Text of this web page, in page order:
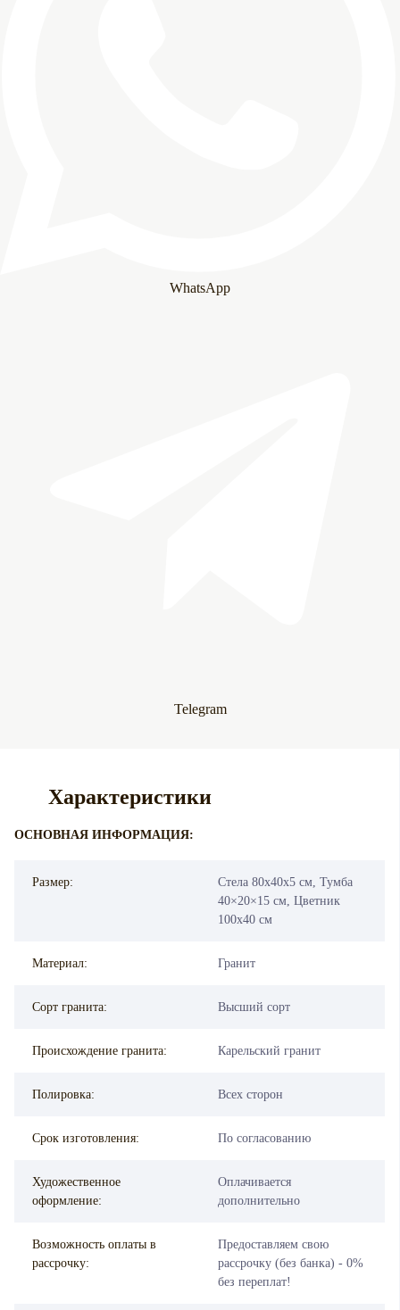
WhatsApp
Telegram
Характеристики
ОСНОВНАЯ ИНФОРМАЦИЯ:
Размер:
Стела 80х40х5 см, Тумба
40×20×15 см, Цветник
100х40 см
Материал: Гранит
Сорт гранита: Высший сорт
Происхождение гранита: Карельский гранит
Полировка: Всех сторон
Срок изготовления: По согласованию
Художественное
оформление:
Оплачивается
дополнительно
Возможность оплаты в
рассрочку:
Предоставляем свою
рассрочку (без банка) - 0%
без переплат!